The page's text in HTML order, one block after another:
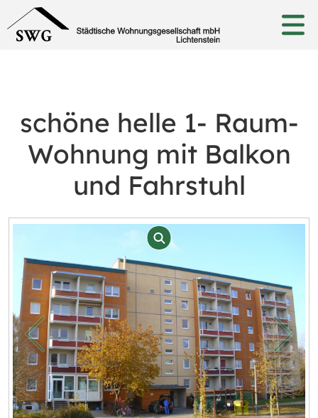
schöne helle 1- Raum-
Wohnung mit Balkon
und Fahrstuhl
zurück weiter